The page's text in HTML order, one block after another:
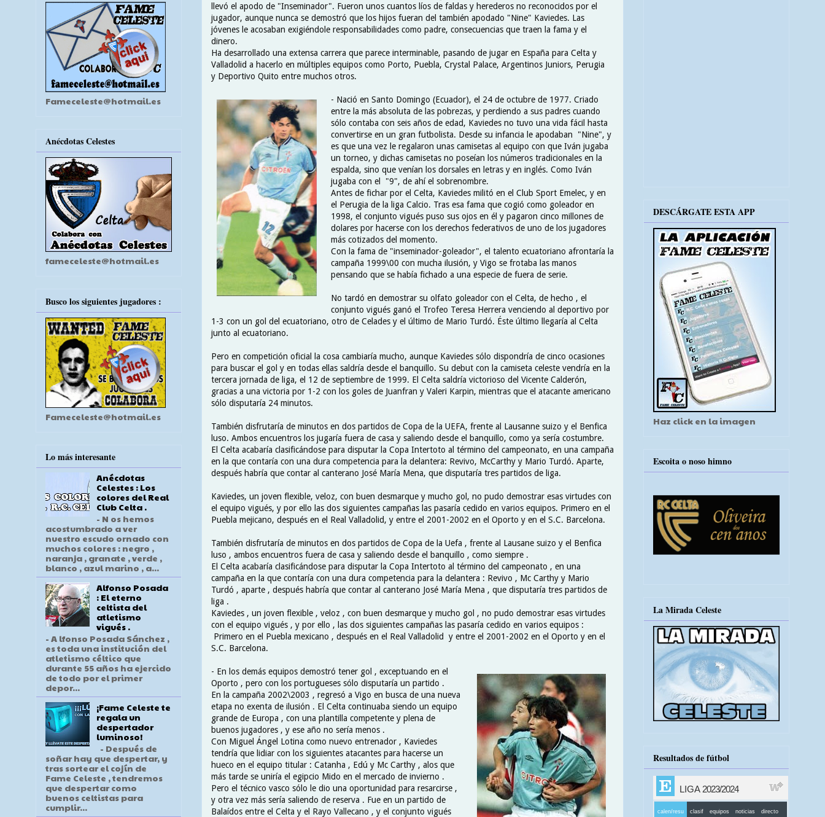
llevó el apodo de "Inseminador". Fueron unos cuantos líos de faldas y herederos no reconocidos por el
jugador, aunque nunca se demostró que los hijos fueran del también apodado "Nine" Kaviedes. Las
jóvenes le acosaban exigiéndole responsabilidades como padre, consecuencias que traen la fama y el
dinero.
Ha desarrollado una extensa carrera que parece interminable, pasando de jugar en España para Celta y
Valladolid a hacerlo en múltiples equipos como Porto, Puebla, Crystal Palace, Argentinos Juniors, Perugia
y Deportivo Quito entre muchos otros.
- Nació en Santo Domingo (Ecuador), el 24 de octubre de 1977. Criado
entre la más absoluta de las pobrezas, y perdiendo a sus padres cuando
sólo contaba con seis años de edad, Kaviedes no tuvo una vida fácil hasta
convertirse en un gran futbolista. Desde su infancia le apodaban "Nine", y
es que una vez le regalaron unas camisetas al equipo con que Iván jugaba
un torneo, y dichas camisetas no poseían los números tradicionales en la
espalda, sino que venían los dorsales en letras y en inglés. Como Iván
jugaba con el "9", de ahí el sobrenombre.
Antes de fichar por el Celta, Kaviedes militó en el Club Sport Emelec, y en
el Perugia de la liga Calcio. Tras esa fama que cogió como goleador en
1998, el conjunto vigués puso sus ojos en él y pagaron cinco millones de
dolares por hacerse con los derechos federativos de uno de los jugadores
más cotizados del momento.
Con la fama de "inseminador-goleador", el talento ecuatoriano afrontaría la
campaña 1999\00 con mucha ilusión, y Vigo se frotaba las manos
pensando que se había fichado a una especie de fuera de serie.
No tardó en demostrar su olfato goleador con el Celta, de hecho , el
conjunto vigués ganó el Trofeo Teresa Herrera venciendo al deportivo por
1-3 con un gol del ecuatoriano, otro de Celades y el último de Mario Turdó. Éste último llegaría al Celta
junto al ecuatoriano.
Pero en competición oficial la cosa cambiaría mucho, aunque Kaviedes sólo dispondría de cinco ocasiones
para buscar el gol y en todas ellas saldría desde el banquillo. Su debut con la camiseta celeste vendría en la
tercera jornada de liga, el 12 de septiembre de 1999. El Celta saldría victorioso del Vicente Calderón,
gracias a una victoria por 1-2 con los goles de Juanfran y Valeri Karpin, mientras que el atacante americano
sólo disputaría 24 minutos.
También disfrutaría de minutos en dos partidos de Copa de la UEFA, frente al Lausanne suizo y el Benfica
luso. Ambos encuentros los jugaría fuera de casa y saliendo desde el banquillo, como ya sería costumbre.
El Celta acabaría clasificándose para disputar la Copa Intertoto al término del campeonato, en una campaña
en la que contaría con una dura competencia para la delantera: Revivo, McCarthy y Mario Turdó. Aparte,
después habría que contar al canterano José María Mena, que disputaría tres partidos de liga.
Kaviedes, un joven flexible, veloz, con buen desmarque y mucho gol, no pudo demostrar esas virtudes con
el equipo vigués, y por ello las dos siguientes campañas las pasaría cedido en varios equipos. Primero en el
Puebla mejicano, después en el Real Valladolid, y entre el 2001-2002 en el Oporto y en el S.C. Barcelona.
También disfrutaría de minutos en dos partidos de Copa de la Uefa , frente al Lausane suizo y el Benfica
luso , ambos encuentros fuera de casa y saliendo desde el banquillo , como siempre .
El Celta acabaría clasificándose para disputar la Copa Intertoto al término del campeonato , en una
campaña en la que contaría con una dura competencia para la delantera : Revivo , Mc Carthy y Mario
Turdó , aparte , después habría que contar al canterano José María Mena , que disputaría tres partidos de
liga .
Kaviedes , un joven flexible , veloz , con buen desmarque y mucho gol , no pudo demostrar esas virtudes
con el equipo vigués , y por ello , las dos siguientes campañas las pasaría cedido en varios equipos :
Primero en el Puebla mexicano , después en el Real Valladolid y entre el 2001-2002 en el Oporto y en el
S.C. Barcelona.
- En los demás equipos demostró tener gol , exceptuando en el
Oporto , pero con los portugueses sólo disputaría un partido .
En la campaña 2002\2003 , regresó a Vigo en busca de una nueva
etapa no exenta de ilusión . El Celta continuaba siendo un equipo
grande de Europa , con una plantilla competente y plena de
buenos jugadores , y ese año no sería menos .
Con Miguel Ángel Lotina como nuevo entrenador , Kaviedes
tendría que lidiar con los siguientes atacantes para hacerse un
hueco en el equipo titular : Catanha , Edú y Mc Carthy , alos que
más tarde se uniría el egipcio Mido en el mercado de invierno .
Pero el técnico vasco sólo le dio una oportunidad para resarcirse ,
y otra vez más sería saliendo de reserva . Fue en un partido de
Balaídos entre el Celta y el Rayo Vallecano , y el conjunto vigués
Fameceleste@hotmail.es
Anécdotas Celestes
fameceleste@hotmail.es
Busco los siguientes jugadores :
Fameceleste@hotmail.es
Lo más interesante
Anécdotas
Celestes : Los
colores del Real
Club Celta .
- N os hemos
acostumbrado a ver
nuestro escudo ornado con
muchos colores : negro ,
naranja , granate , verde ,
blanco , azul marino , a...
Alfonso Posada
: El eterno
celtista del
atletismo
vigués .
- A lfonso Posada Sánchez ,
es toda una institución del
atletismo céltico que
durante 55 años ha ejercido
de todo por el primer
depor...
¡Fame Celeste te
regala un
despertador
luminoso!
- Después de
soñar hay que despertar, y
tras sortear el cojín de
Fame Celeste , tendremos
que despertar como
buenos celtistas para
cumplir...
DESCÁRGATE ESTA APP
Haz click en la imagen
Escoita o noso himno
La Mirada Celeste
Resultados de fútbol